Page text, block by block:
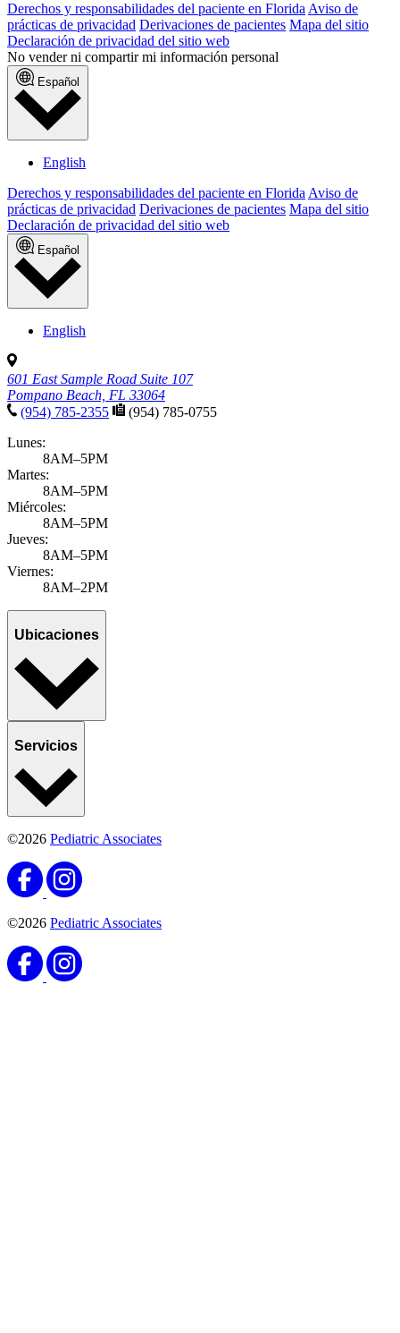
Derechos y responsabilidades del paciente en Florida Aviso de
prácticas de privacidad Derivaciones de pacientes Mapa del sitio
Declaración de privacidad del sitio web
No vender ni compartir mi información personal
Español
English
Derechos y responsabilidades del paciente en Florida Aviso de
prácticas de privacidad Derivaciones de pacientes Mapa del sitio
Declaración de privacidad del sitio web
Español
English
601 East Sample Road Suite 107
Pompano Beach, FL 33064
(954) 785-2355
(954) 785-0755
Lunes:
8AM–5PM
Martes:
8AM–5PM
Miércoles:
8AM–5PM
Jueves:
8AM–5PM
Viernes:
8AM–2PM
Ubicaciones
Servicios
©2026 Pediatric Associates
©2026 Pediatric Associates